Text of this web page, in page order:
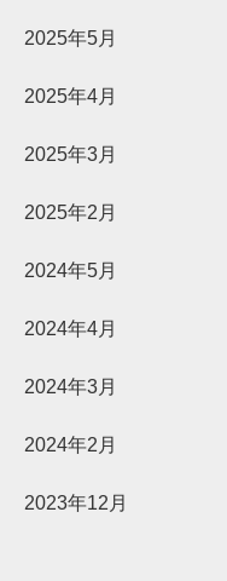
2025年5月
2025年4月
2025年3月
2025年2月
2024年5月
2024年4月
2024年3月
2024年2月
2023年12月